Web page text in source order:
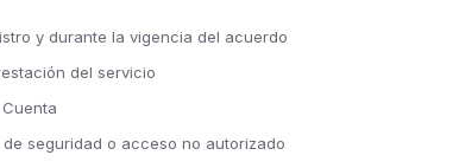
y durante la vigencia del acuerdo
del servicio
seguridad o acceso no autorizado